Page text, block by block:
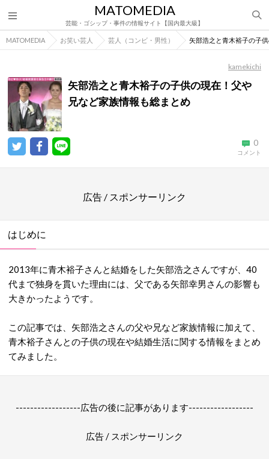
MATOMEDIA
芸能・ゴシップ・事件の情報サイト【国内最大級】
MATOMEDIA お笑い芸人 芸人（コンビ・男性） 矢部浩之と青木裕子の子
kamekichi
矢部浩之と青木裕子の子供の現在！父や
兄など家族情報も総まとめ
0
コメント
広告 / スポンサーリンク
はじめに
2013年に青木裕子さんと結婚をした矢部浩之さんですが、40
代まで独身を貫いた理由には、父である矢部幸男さんの影響も
大きかったようです。
この記事では、矢部浩之さんの父や兄など家族情報に加えて、
青木裕子さんとの子供の現在や結婚生活に関する情報をまとめ
てみました。
------------------広告の後に記事があります------------------
広告 / スポンサーリンク